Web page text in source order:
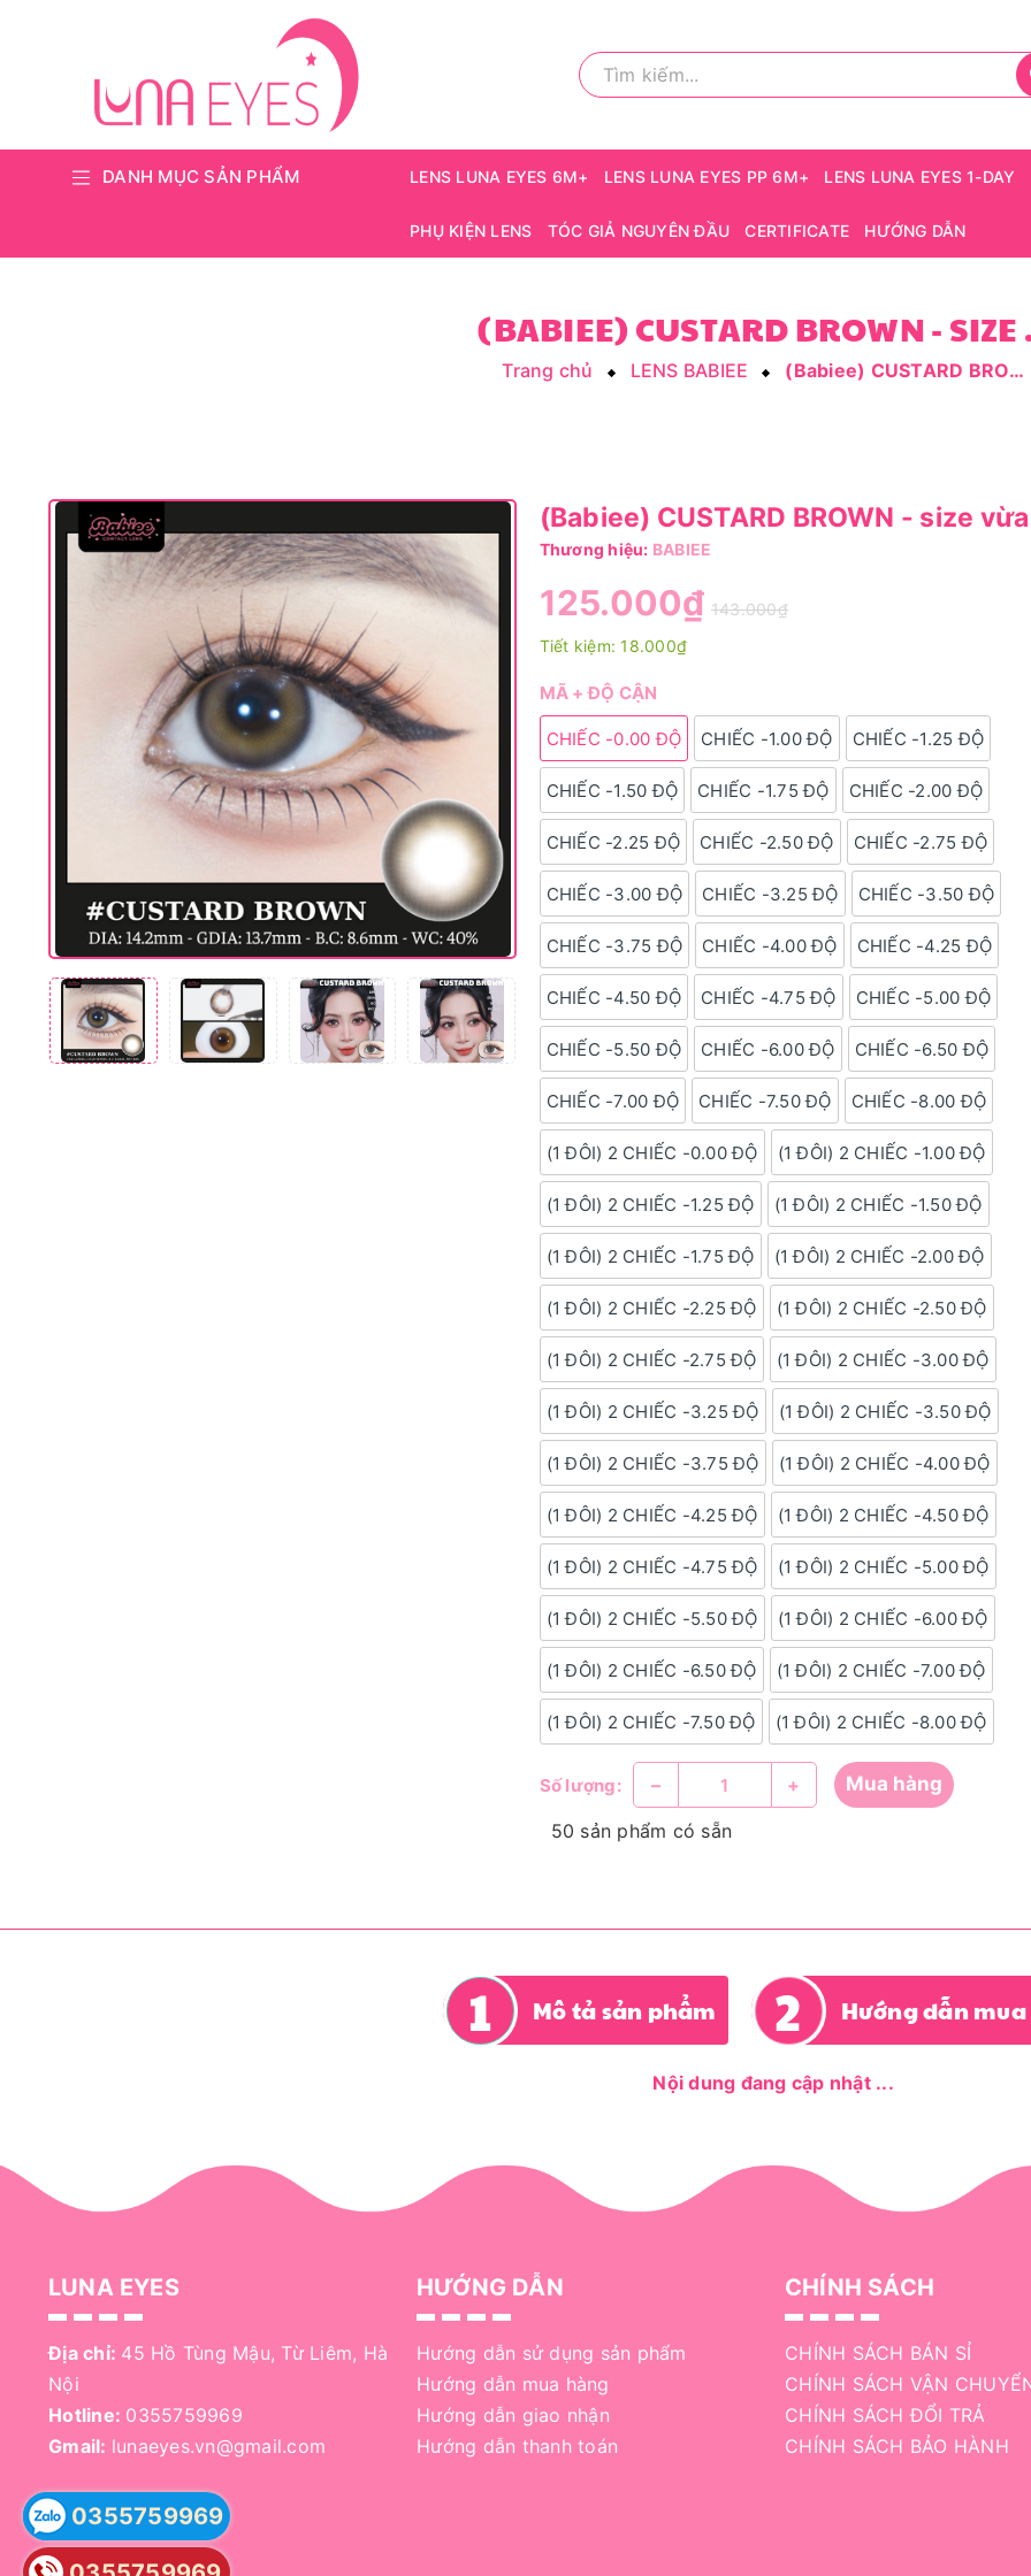
DANH MỤC SẢN PHẨM LENS LUNA EYES 6M+ LENS LUNA EYES PP 6M+ LENS LUNA EYES 1-DAY
PHỤ KIỆN LENS TÓC GIẢ NGUYÊN ĐẦU CERTIFICATE HƯỚNG DẪN
Trang chủ LENS BABIEE (Babiee) CUSTARD BROWN - size vừa
(Babiee) CUSTARD BROWN - size vừa
Thương hiệu: BABIEE
125.000₫ 143.000₫
Tiết kiệm:18.000₫
MÃ + ĐỘ CẬN
CHIẾC -0.00 ĐỘ CHIẾC -1.00 ĐỘ CHIẾC -1.25 ĐỘ
CHIẾC -1.50 ĐỘ CHIẾC -1.75 ĐỘ CHIẾC -2.00 ĐỘ
CHIẾC -2.25 ĐỘ CHIẾC -2.50 ĐỘ CHIẾC -2.75 ĐỘ
CHIẾC -3.00 ĐỘ CHIẾC -3.25 ĐỘ CHIẾC -3.50 ĐỘ
CHIẾC -3.75 ĐỘ CHIẾC -4.00 ĐỘ CHIẾC -4.25 ĐỘ
CHIẾC -4.50 ĐỘ CHIẾC -4.75 ĐỘ CHIẾC -5.00 ĐỘ
CHIẾC -5.50 ĐỘ CHIẾC -6.00 ĐỘ CHIẾC -6.50 ĐỘ
CHIẾC -7.00 ĐỘ CHIẾC -7.50 ĐỘ CHIẾC -8.00 ĐỘ
(1 ĐÔI) 2 CHIẾC -0.00 ĐỘ (1 ĐÔI) 2 CHIẾC -1.00 ĐỘ
(1 ĐÔI) 2 CHIẾC -1.25 ĐỘ (1 ĐÔI) 2 CHIẾC -1.50 ĐỘ
(1 ĐÔI) 2 CHIẾC -1.75 ĐỘ (1 ĐÔI) 2 CHIẾC -2.00 ĐỘ
(1 ĐÔI) 2 CHIẾC -2.25 ĐỘ (1 ĐÔI) 2 CHIẾC -2.50 ĐỘ
(1 ĐÔI) 2 CHIẾC -2.75 ĐỘ (1 ĐÔI) 2 CHIẾC -3.00 ĐỘ
(1 ĐÔI) 2 CHIẾC -3.25 ĐỘ (1 ĐÔI) 2 CHIẾC -3.50 ĐỘ
(1 ĐÔI) 2 CHIẾC -3.75 ĐỘ (1 ĐÔI) 2 CHIẾC -4.00 ĐỘ
(1 ĐÔI) 2 CHIẾC -4.25 ĐỘ (1 ĐÔI) 2 CHIẾC -4.50 ĐỘ
(1 ĐÔI) 2 CHIẾC -4.75 ĐỘ (1 ĐÔI) 2 CHIẾC -5.00 ĐỘ
(1 ĐÔI) 2 CHIẾC -5.50 ĐỘ (1 ĐÔI) 2 CHIẾC -6.00 ĐỘ
(1 ĐÔI) 2 CHIẾC -6.50 ĐỘ (1 ĐÔI) 2 CHIẾC -7.00 ĐỘ
(1 ĐÔI) 2 CHIẾC -7.50 ĐỘ (1 ĐÔI) 2 CHIẾC -8.00 ĐỘ
Số lượng: – + Mua hàng
50 sản phẩm có sẵn
Mô tả sản phẩm Hướng dẫn
Nội dung đang cập nhật ...
LUNA EYES
Địa chỉ: 45 Hồ Tùng Mậu, Từ Liêm, Hà
Nội
Hotline: 0355759969
Gmail: lunaeyes.vn@gmail.com
HƯỚNG DẪN
Hướng dẫn sử dụng sản phẩm
Hướng dẫn mua hàng
Hướng dẫn giao nhận
Hướng dẫn thanh toán
CHÍNH SÁCH
CHÍNH SÁCH BÁN SỈ
CHÍNH SÁCH VẬN
CHÍNH SÁCH ĐỔI TRẢ
CHÍNH SÁCH BẢO HÀNH
0355759969